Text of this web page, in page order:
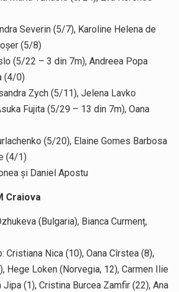
Severin (5/7), Karoline Helena de
(5/8)
(5/22 – 3 din 7m), Andreea Popa
(4/0)
Zych (5/11), Jelena Lavko
Fujita (5/29 – 13 din 7m), Oana
(5/20), Elaine Gomes Barbosa
(4/1)
și Daniel Apostu
Craiova
(Bulgaria), Bianca Curmenț,
Cristiana Nica (10), Oana Cîrstea (8),
Hege Loken (Norvegia, 12), Carmen Ilie
(1), Cristina Burcea Zamfir (22), Ana